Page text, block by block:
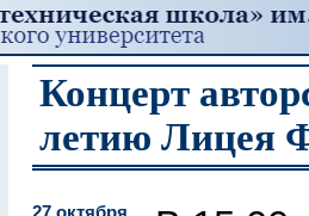
Концерт
летию